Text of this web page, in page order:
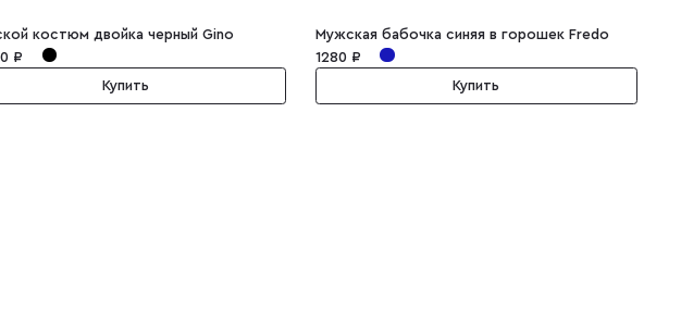
костюм двойка черный Gino
₽
Купить
Мужская бабочка синяя в горошек Fredo
1280 ₽
Купить